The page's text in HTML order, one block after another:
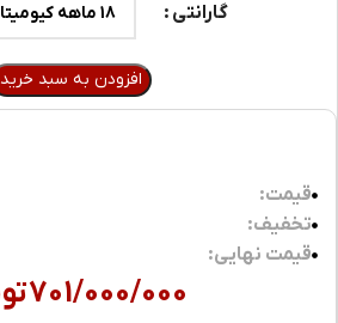
گارانتی
افزودن به سبد خرید
قیمت:
تخفیف:
قیمت نهایی:
701/000/000